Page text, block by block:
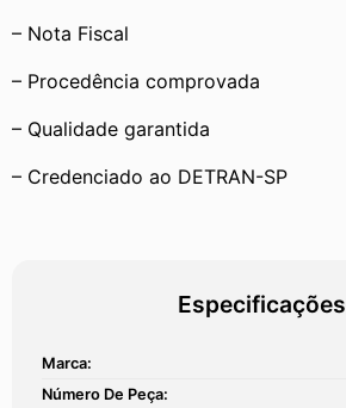
– Nota Fiscal
– Procedência comprovada
– Qualidade garantida
– Credenciado ao DETRAN-SP
Especificações
Marca:
Número De Peça: